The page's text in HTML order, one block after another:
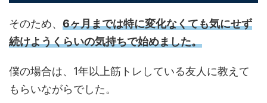
そのため、 6ヶ月までは特に変化なくても気にせず
続けようくらいの気持ちで始めました。
僕の場合は、1年以上筋トレしている友人に教えて
もらいながらでした。